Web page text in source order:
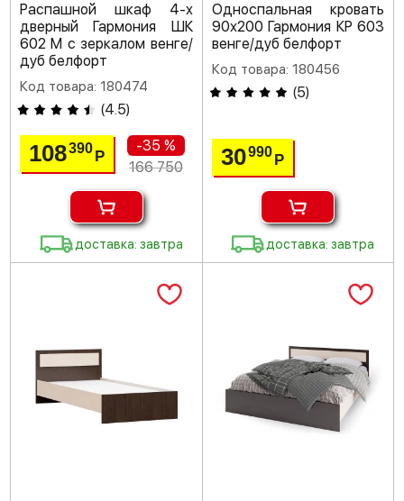
Распашной шкаф 4-х
дверный Гармония ШК
602 М с зеркалом венге/
дуб белфорт
Код товара: 180474
(4.5)
108390Р
-35 %
166 750
доставка: завтра
Односпальная кровать
90х200 Гармония КР 603
венге/дуб белфорт
Код товара: 180456
(5)
30990 Р
доставка: завтра